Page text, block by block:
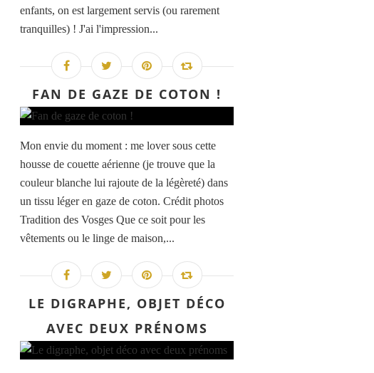
enfants, on est largement servis (ou rarement
tranquilles) ! J'ai l'impression...
FAN DE GAZE DE COTON !
Mon envie du moment : me lover sous cette
housse de couette aérienne (je trouve que la
couleur blanche lui rajoute de la légèreté) dans
un tissu léger en gaze de coton. Crédit photos
Tradition des Vosges Que ce soit pour les
vêtements ou le linge de maison,...
LE DIGRAPHE, OBJET DÉCO
AVEC DEUX PRÉNOMS